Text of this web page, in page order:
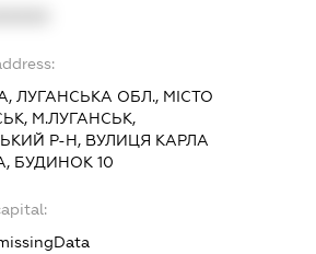
ЛУГАНСЬКА ОБЛ., МІСТО
М.ЛУГАНСЬК,
Р-Н, ВУЛИЦЯ КАРЛА
БУДИНОК 10